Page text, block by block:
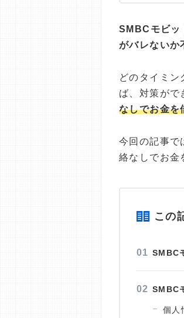
SMBCモビッ
がバレないか
どのタイミ
ば、対策がで
なしでお金を
今回の記事で
絡なしでお金
この
SMBC
SMBC
個人